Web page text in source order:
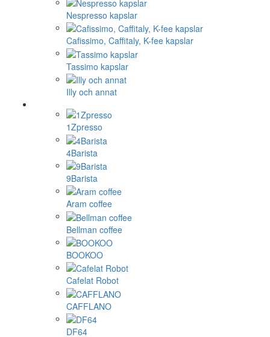
Nespresso kapslar
Cafissimo, Caffitaly, K-fee kapslar
Tassimo kapslar
Illy och annat
1Zpresso
4Barista
9Barista
Aram coffee
Bellman coffee
BOOKOO
Cafelat Robot
CAFFLANO
DF64